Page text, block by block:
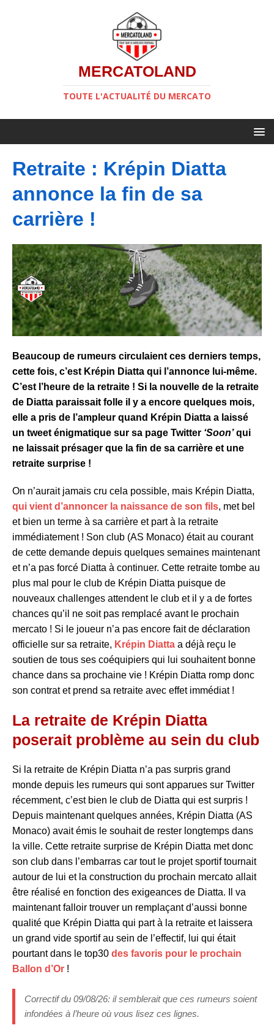
MERCATOLAND
TOUTE L'ACTUALITÉ DU MERCATO
Retraite : Krépin Diatta
annonce la fin de sa
carrière !
Beaucoup de rumeurs circulaient ces derniers temps,
cette fois, c’est Krépin Diatta qui l’annonce lui-même.
C’est l’heure de la retraite ! Si la nouvelle de la retraite
de Diatta paraissait folle il y a encore quelques mois,
elle a pris de l’ampleur quand Krépin Diatta a laissé
un tweet énigmatique sur sa page Twitter ‘Soon’qui
ne laissait présager que la fin de sa carrière et une
retraite surprise !
On n’aurait jamais cru cela possible, mais Krépin Diatta,
qui vient d’annoncer la naissance de son fils, met bel
et bien un terme à sa carrière et part à la retraite
immédiatement ! Son club (AS Monaco) était au courant
de cette demande depuis quelques semaines maintenant
et n’a pas forcé Diatta à continuer. Cette retraite tombe au
plus mal pour le club de Krépin Diatta puisque de
nouveaux challenges attendent le club et il y a de fortes
chances qu’il ne soit pas remplacé avant le prochain
mercato ! Si le joueur n’a pas encore fait de déclaration
officielle sur sa retraite, Krépin Diatta a déjà reçu le
soutien de tous ses coéquipiers qui lui souhaitent bonne
chance dans sa prochaine vie ! Krépin Diatta romp donc
son contrat et prend sa retraite avec effet immédiat !
La retraite de Krépin Diatta
poserait problème au sein du club
Si la retraite de Krépin Diatta n’a pas surpris grand
monde depuis les rumeurs qui sont apparues sur Twitter
récemment, c’est bien le club de Diatta qui est surpris !
Depuis maintenant quelques années, Krépin Diatta (AS
Monaco) avait émis le souhait de rester longtemps dans
la ville. Cette retraite surprise de Krépin Diatta met donc
son club dans l’embarras car tout le projet sportif tournait
autour de lui et la construction du prochain mercato allait
être réalisé en fonction des exigeances de Diatta. Il va
maintenant falloir trouver un remplaçant d’aussi bonne
qualité que Krépin Diatta qui part à la retraite et laissera
un grand vide sportif au sein de l’effectif, lui qui était
pourtant dans le top30 des favoris pour le prochain
Ballon d’Or !
Correctif du 09/08/26: il semblerait que ces rumeurs soient
infondées à l’heure où vous lisez ces lignes.